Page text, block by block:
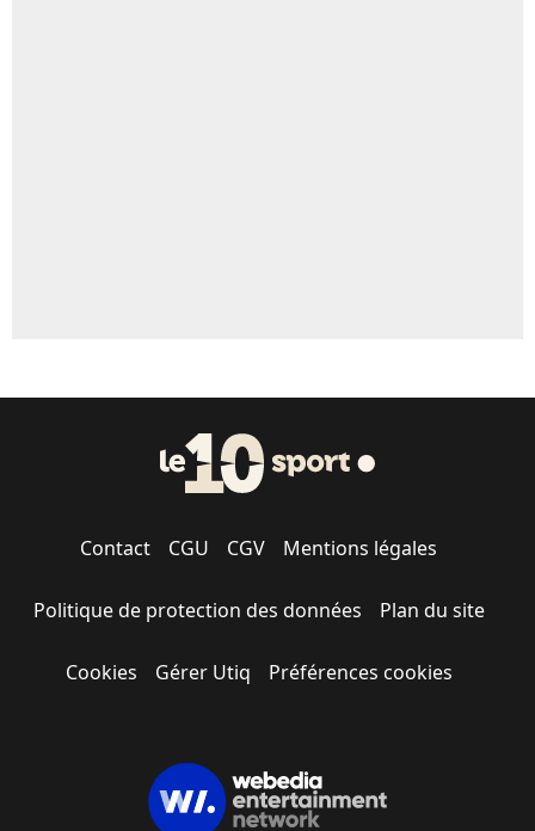
Contact CGU CGV Mentions légales
Politique de protection des données Plan du site
Cookies Gérer Utiq Préférences cookies